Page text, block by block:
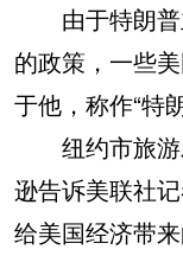
由于特朗普
的政策，一些
于他，称作“特
纽约市旅游
逊告诉美联社
给美国经济带